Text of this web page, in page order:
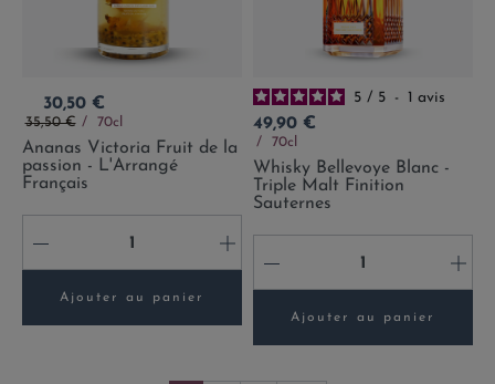
Prix
30,50 €
Prix de base
35,50 € 70cl
Ananas Victoria Fruit de la
passion - L'Arrangé
Français
- +
Ajouter au panier
5 / 5 - 1 avis
Prix
49,90 €
70cl
Whisky Bellevoye Blanc -
Triple Malt Finition
Sauternes
- +
Ajouter au panier